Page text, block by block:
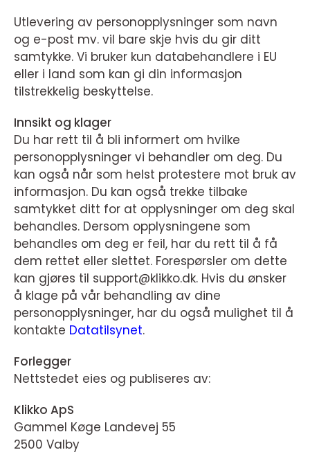
Utlevering av personopplysninger som navn
og e-post mv. vil bare skje hvis du gir ditt
samtykke. Vi bruker kun databehandlere i EU
eller i land som kan gi din informasjon
tilstrekkelig beskyttelse.
Innsikt og klager
Du har rett til å bli informert om hvilke
personopplysninger vi behandler om deg. Du
kan også når som helst protestere mot bruk av
informasjon. Du kan også trekke tilbake
samtykket ditt for at opplysninger om deg skal
behandles. Dersom opplysningene som
behandles om deg er feil, har du rett til å få
dem rettet eller slettet. Forespørsler om dette
kan gjøres til support@klikko.dk. Hvis du ønsker
å klage på vår behandling av dine
personopplysninger, har du også mulighet til å
kontakte Datatilsynet.
Forlegger
Nettstedet eies og publiseres av:
Klikko ApS
Gammel Køge Landevej 55
2500 Valby